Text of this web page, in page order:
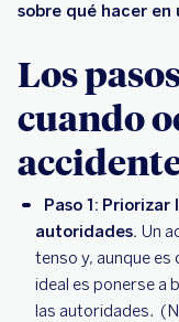
sobre qué hacer
Los
cuando
Paso 1: Priorizar
autoridades. Un
tenso y, aunque
ideal es ponerse a
las autoridades.